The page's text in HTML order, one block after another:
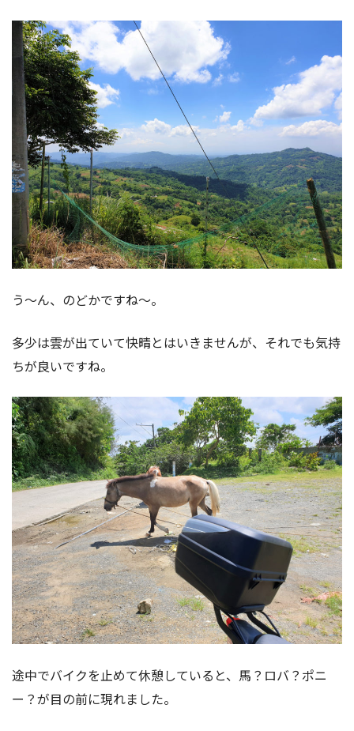
う～ん、のどかですね～。
多少は雲が出ていて快晴とはいきませんが、それでも気持
ちが良いですね。
途中でバイクを止めて休憩していると、馬？ロバ？ポニ
ー？が目の前に現れました。